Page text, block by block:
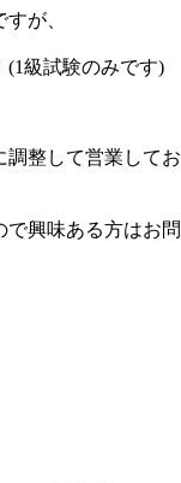
が、
(1級試験のみです)
調整して営業してお
で興味ある方はお問